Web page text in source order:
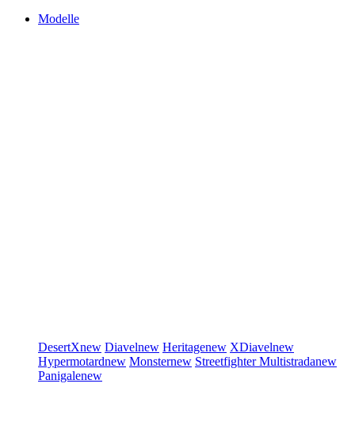
Modelle
DesertXnew Diavelnew Heritagenew XDiavelnew
Hypermotardnew Monsternew StreetfighterMultistradanew
Panigalenew